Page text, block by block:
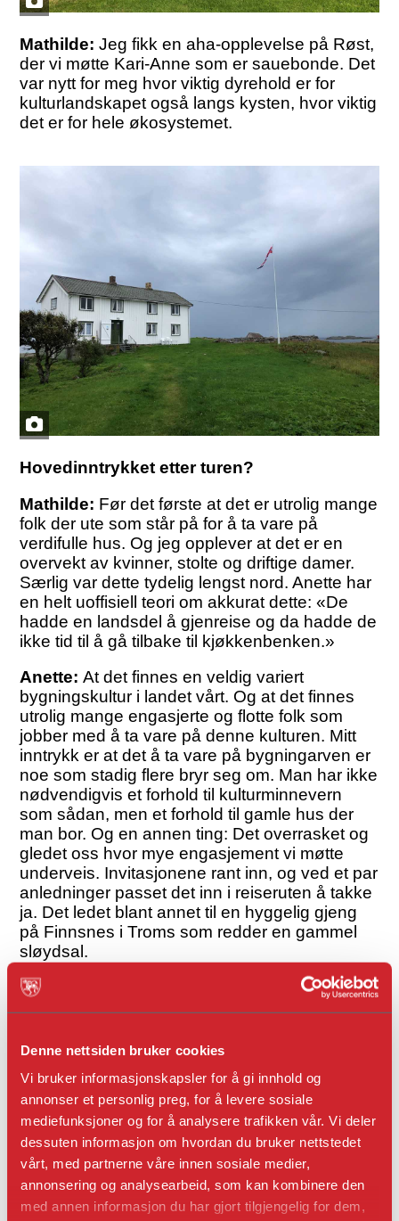
Denne nettsiden bruker cookies
Vi bruker informasjonskapsler for å gi innhold og
annonser et personlig preg, for å levere sosiale
mediefunksjoner og for å analysere trafikken vår. Vi deler
dessuten informasjon om hvordan du bruker nettstedet
vårt, med partnerne våre innen sosiale medier,
annonsering og analysearbeid, som kan kombinere den
med annen informasjon du har gjort tilgjengelig for dem,
Mathilde: Jeg fikk en aha-opplevelse på Røst,
der vi møtte Kari-Anne som er sauebonde. Det
var nytt for meg hvor viktig dyrehold er for
kulturlandskapet også langs kysten, hvor viktig
det er for hele økosystemet.
Hovedinntrykket etter turen?
Mathilde: Før det første at det er utrolig mange
folk der ute som står på for å ta vare på
verdifulle hus. Og jeg opplever at det er en
overvekt av kvinner, stolte og driftige damer.
Særlig var dette tydelig lengst nord. Anette har
en helt uoffisiell teori om akkurat dette: «De
hadde en landsdel å gjenreise og da hadde de
ikke tid til å gå tilbake til kjøkkenbenken.»
Anette:At det finnes en veldig variert
bygningskultur i landet vårt. Og at det finnes
utrolig mange engasjerte og flotte folk som
jobber med å ta vare på denne kulturen. Mitt
inntrykk er at det å ta vare på bygningarven er
noe som stadig flere bryr seg om. Man har ikke
nødvendigvis et forhold til kulturminnevern
som sådan, men et forhold til gamle hus der
man bor. Og en annen ting: Det overrasket og
gledet oss hvor mye engasjement vi møtte
underveis. Invitasjonene rant inn, og ved et par
anledninger passet det inn i reiseruten å takke
ja. Det ledet blant annet til en hyggelig gjeng
på Finnsnes i Troms som redder en gammel
sløydsal.
Podkasten «Om hus og folk» er et